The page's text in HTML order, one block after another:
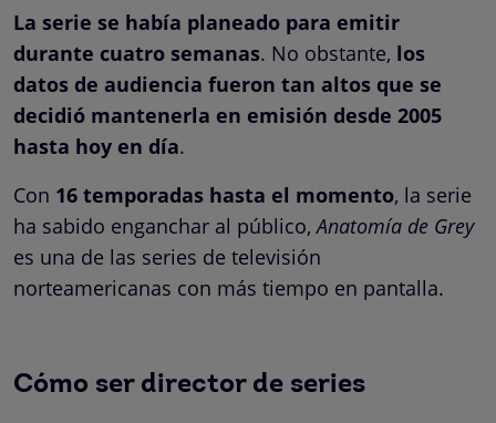
La serie se había planeado para emitir
durante cuatro semanas. No obstante, los
datos de audiencia fueron tan altos que se
decidió mantenerla en emisión desde 2005
hasta hoy en día.
Con 16 temporadas hasta el momento, la serie
ha sabido enganchar al público,Anatomía de Grey
es una de las series de televisión
norteamericanas con más tiempo en pantalla.
Cómo ser director de series